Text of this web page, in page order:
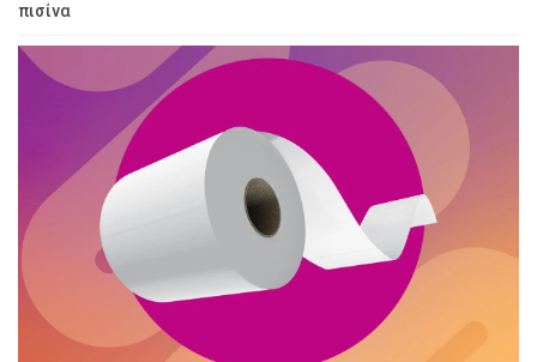
πισίνα